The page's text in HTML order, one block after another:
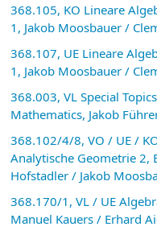
368.105, KO Lineare
1, Jakob Moosbauer /
368.107, UE Lineare
1, Jakob Moosbauer /
368.003, VL Special
Mathematics, Jakob
368.102/4/8, VO / UE /
Analytische Geometrie 2,
Hofstadler / Jakob
368.170/1, VL / UE
Manuel Kauers / Erhard